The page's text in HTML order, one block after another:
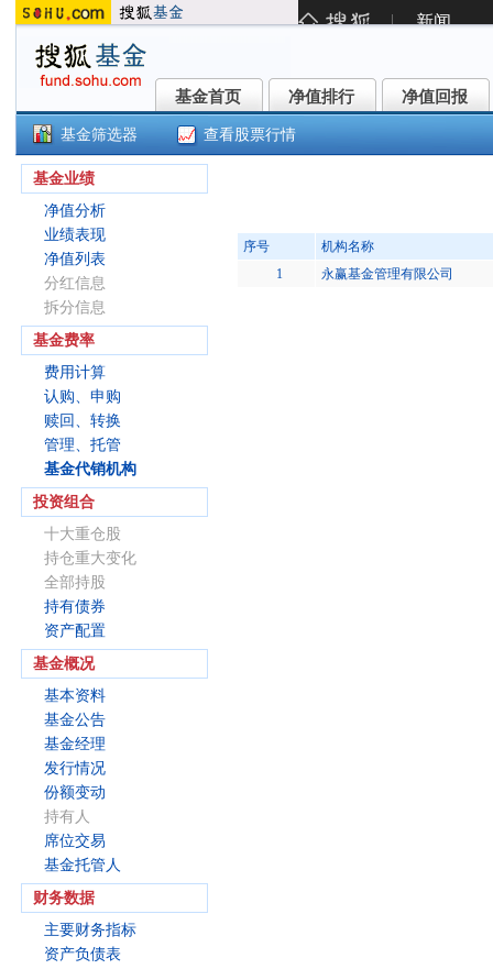
基金首页
基金首页 净值排行
净值排行 净值回报
净值回报
基金筛选器 查看股票行情
基金业绩
净值分析
业绩表现
净值列表
分红信息
拆分信息
基金费率
费用计算
认购、申购
赎回、转换
管理、托管
基金代销机构
投资组合
十大重仓股
持仓重大变化
全部持股
持有债券
资产配置
基金概况
基本资料
基金公告
基金经理
发行情况
份额变动
持有人
席位交易
基金托管人
财务数据
主要财务指标
资产负债表
序号
机构名称
1
永赢基金管理有限公司